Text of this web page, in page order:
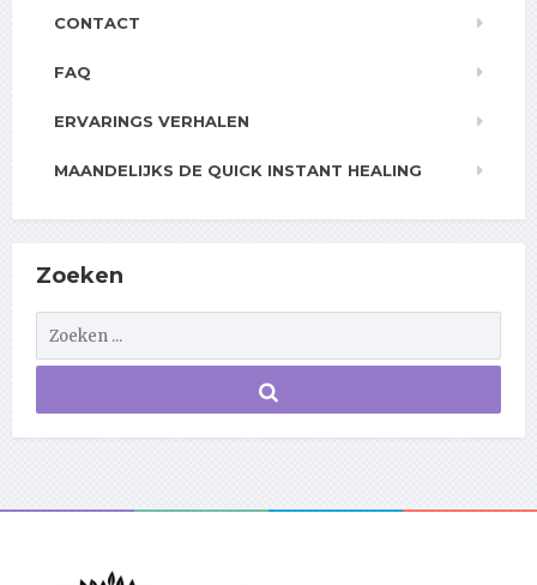
CONTACT
FAQ
ERVARINGS VERHALEN
MAANDELIJKS DE QUICK INSTANT HEALING
Zoeken